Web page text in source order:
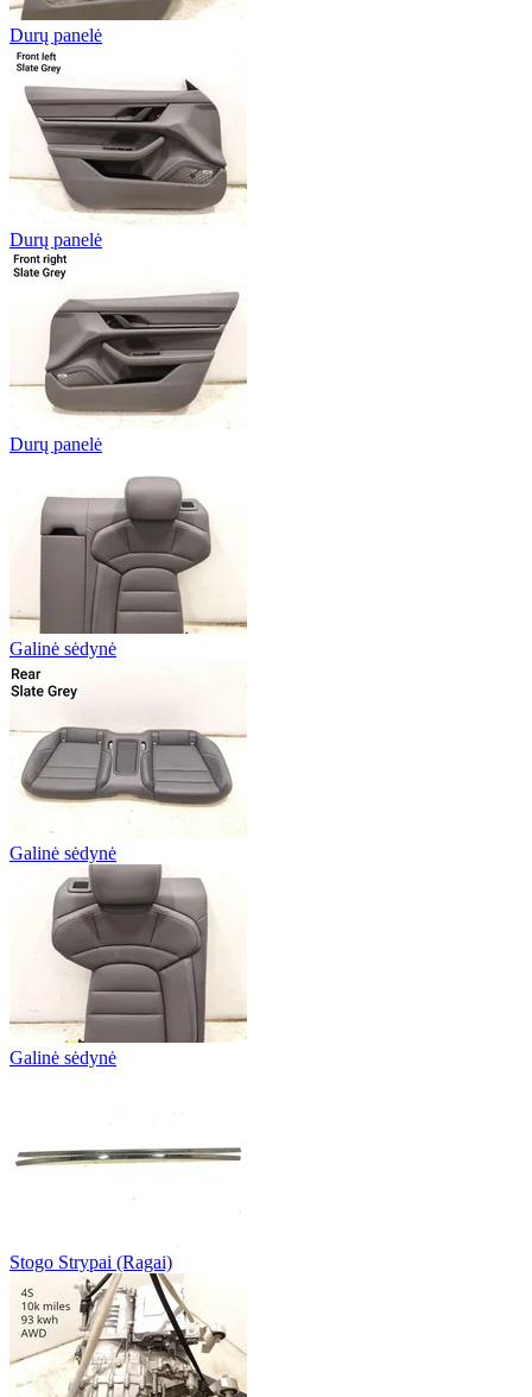
Durų panelė
Durų panelė
Durų panelė
Galinė sėdynė
Galinė sėdynė
Galinė sėdynė
Stogo Strypai (Ragai)